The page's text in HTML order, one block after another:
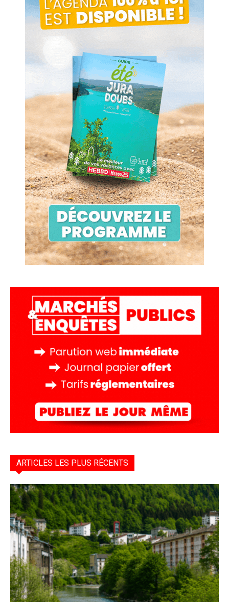
ARTICLES LES PLUS RÉCENTS